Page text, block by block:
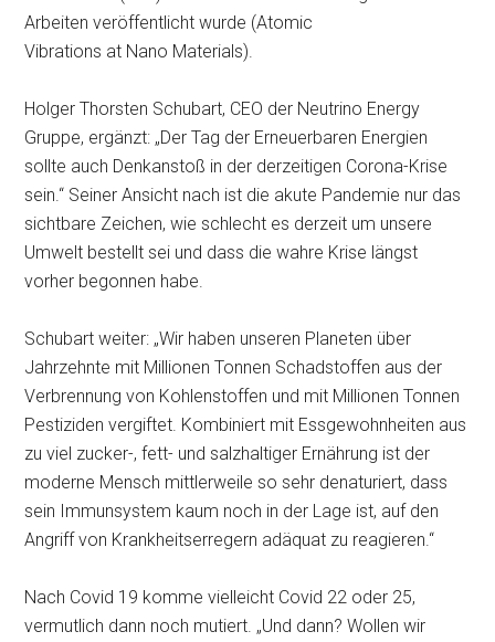
Arbeiten veröffentlicht wurde (Atomic
Vibrations at Nano Materials).
Holger Thorsten Schubart, CEO der Neutrino Energy
Gruppe, ergänzt: „Der Tag der Erneuerbaren Energien
sollte auch Denkanstoß in der derzeitigen Corona-Krise
sein.“ Seiner Ansicht nach ist die akute Pandemie nur das
sichtbare Zeichen, wie schlecht es derzeit um unsere
Umwelt bestellt sei und dass die wahre Krise längst
vorher begonnen habe.
Schubart weiter: „Wir haben unseren Planeten über
Jahrzehnte mit Millionen Tonnen Schadstoffen aus der
Verbrennung von Kohlenstoffen und mit Millionen Tonnen
Pestiziden vergiftet. Kombiniert mit Essgewohnheiten aus
zu viel zucker-, fett- und salzhaltiger Ernährung ist der
moderne Mensch mittlerweile so sehr denaturiert, dass
sein Immunsystem kaum noch in der Lage ist, auf den
Angriff von Krankheitserregern adäquat zu reagieren.“
Nach Covid 19 komme vielleicht Covid 22 oder 25,
vermutlich dann noch mutiert. „Und dann? Wollen wir